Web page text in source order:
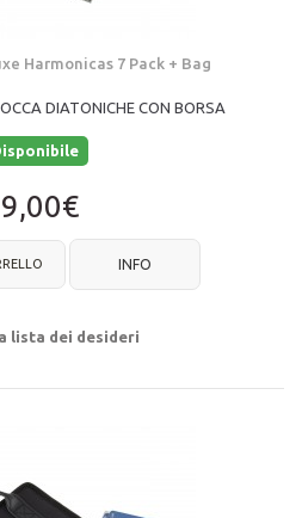
Harmonicas 7 Pack + Bag
DIATONICHE CON BORSA
INFO
lista dei desideri